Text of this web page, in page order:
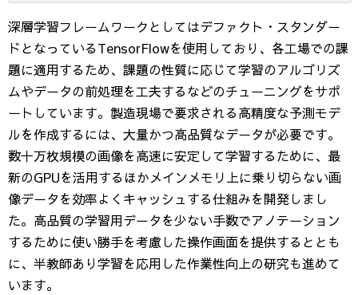
深層学習フレームワークとしてはデファクト・スタンダー
ドとなっているTensorFlowを使用しており、各工場での課
題に適用するため、課題の性質に応じて学習のアルゴリズ
ムやデータの前処理を工夫するなどのチューニングをサポ
ートしています。製造現場で要求される高精度な予測モデ
ルを作成するには、大量かつ高品質なデータが必要です。
数十万枚規模の画像を高速に安定して学習するために、最
新のGPUを活用するほかメインメモリ上に乗り切らない画
像データを効率よくキャッシュする仕組みを開発しまし
た。高品質の学習用データを少ない手数でアノテーション
するために使い勝手を考慮した操作画面を提供するととも
に、半教師あり学習を応用した作業性向上の研究も進めて
います。